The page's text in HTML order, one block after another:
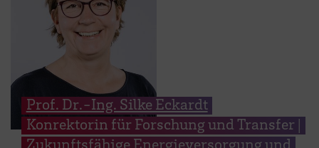
Prof. Dr.-Ing. Silke Eckardt
Konrektorin für Forschung und Transfer |
Zukunftsfähige Energieversorgung und